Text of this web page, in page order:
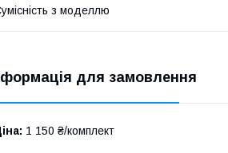
з моделлю
для замовлення
1 150 ₴/комплект